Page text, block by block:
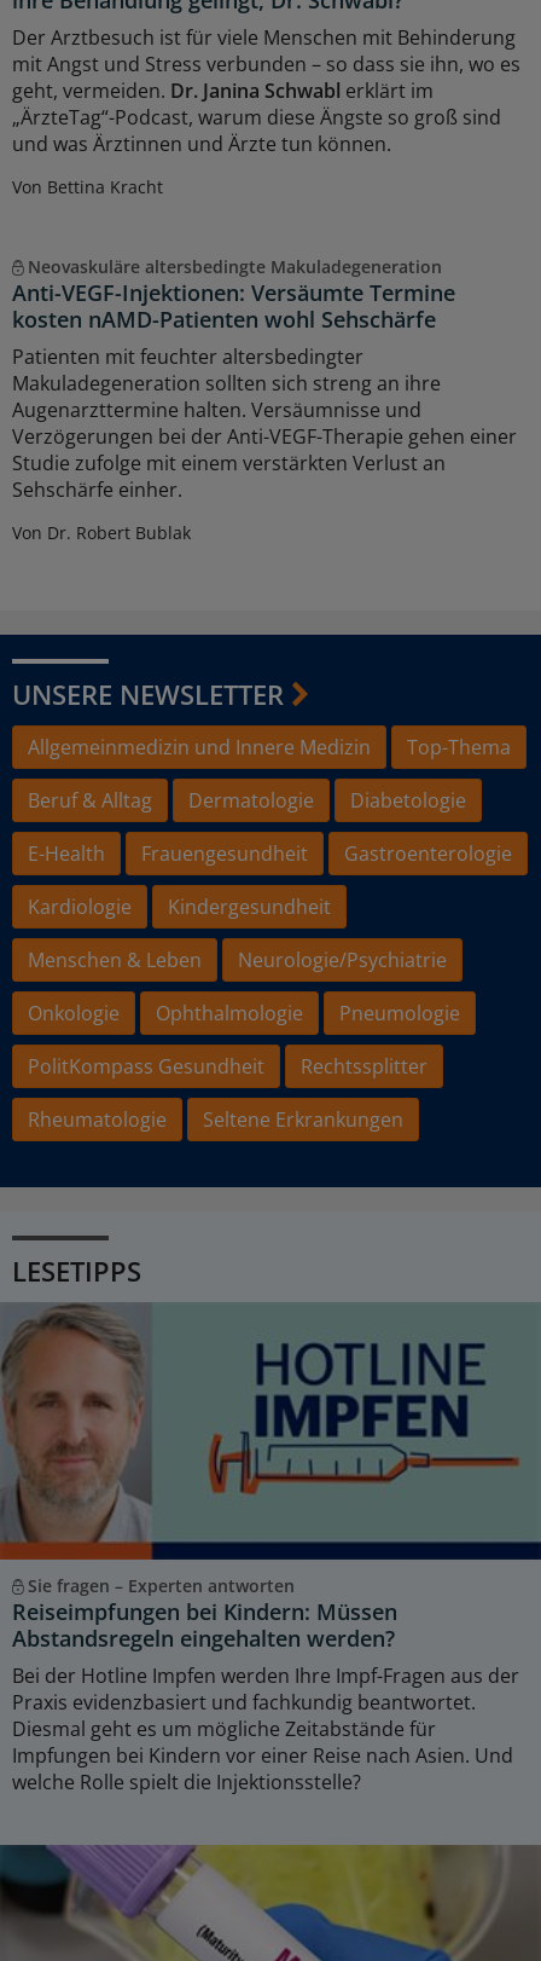
Der Arztbesuch ist für viele Menschen mit Behinderung
mit Angst und Stress verbunden – so dass sie ihn, wo es
geht, vermeiden. Dr. Janina Schwabl erklärt im
„ÄrzteTag“-Podcast, warum diese Ängste so groß sind
und was Ärztinnen und Ärzte tun können.
Von Bettina Kracht
Neovaskuläre altersbedingte Makuladegeneration
Anti-VEGF-Injektionen: Versäumte Termine
kosten nAMD-Patienten wohl Sehschärfe
Patienten mit feuchter altersbedingter
Makuladegeneration sollten sich streng an ihre
Augenarzttermine halten. Versäumnisse und
Verzögerungen bei der Anti-VEGF-Therapie gehen einer
Studie zufolge mit einem verstärkten Verlust an
Sehschärfe einher.
Von Dr. Robert Bublak
UNSERE NEWSLETTER
Allgemeinmedizin und Innere Medizin
Top-Thema
Beruf & Alltag
Dermatologie
Diabetologie
E-Health
Frauengesundheit
Gastroenterologie
Kardiologie
Kindergesundheit
Menschen & Leben
Neurologie/Psychiatrie
Onkologie
Ophthalmologie
Pneumologie
PolitKompass Gesundheit
Rechtssplitter
Rheumatologie
Seltene Erkrankungen
LESETIPPS
Sie fragen – Experten antworten
Reiseimpfungen bei Kindern: Müssen
Abstandsregeln eingehalten werden?
Bei der Hotline Impfen werden Ihre Impf-Fragen aus der
Praxis evidenzbasiert und fachkundig beantwortet.
Diesmal geht es um mögliche Zeitabstände für
Impfungen bei Kindern vor einer Reise nach Asien. Und
welche Rolle spielt die Injektionsstelle?